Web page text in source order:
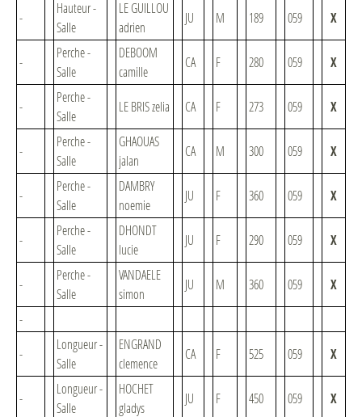
-
Hauteur -
Salle
LE GUILLOU
adrien
JU M 189 059 X
-
Perche -
Salle
DEBOOM
camille
CA F 280 059 X
-
Perche -
Salle
LE BRIS zelia CA F 273 059 X
-
Perche -
Salle
GHAOUAS
jalan
CA M 300 059 X
-
Perche -
Salle
DAMBRY
noemie
JU F 360 059 X
-
Perche -
Salle
DHONDT
lucie
JU F 290 059 X
-
Perche -
Salle
VANDAELE
simon
JU M 360 059 X
-
-
Longueur -
Salle
ENGRAND
clemence
CA F 525 059 X
-
Longueur -
Salle
HOCHET
gladys
JU F 450 059 X